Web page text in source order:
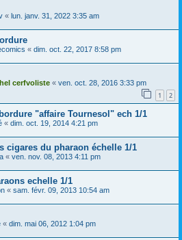
« lun. janv. 31, 2022 3:35 am
« dim. oct. 22, 2017 8:58 pm
cerfvoliste « ven. oct. 28, 2016 3:33 pm
1 2
"affaire Tournesol" ech 1/1
« dim. oct. 19, 2014 4:21 pm
cigares du pharaon échelle 1/1
« ven. nov. 08, 2013 4:11 pm
echelle 1/1
« sam. févr. 09, 2013 10:54 am
« dim. mai 06, 2012 1:04 pm